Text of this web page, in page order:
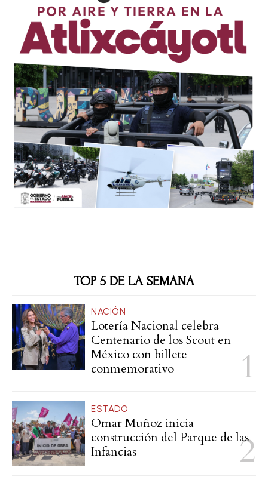
TOP 5 DE LA SEMANA
NACIÓN
Lotería Nacional celebra
Centenario de los Scout en
México con billete
conmemorativo
ESTADO
Omar Muñoz inicia
construcción del Parque de las
Infancias